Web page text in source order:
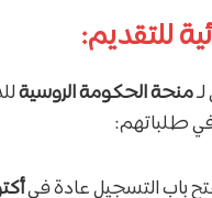
للتقديم:
منحة الحكومة الروسية
في طلباتهم:
باب التسجيل عادة في